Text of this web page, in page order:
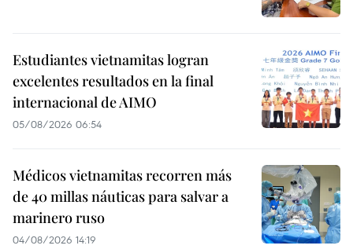
Estudiantes vietnamitas logran
excelentes resultados en la final
internacional de AIMO
05/08/2026 06:54
Médicos vietnamitas recorren más
de 40 millas náuticas para salvar a
marinero ruso
04/08/2026 14:19